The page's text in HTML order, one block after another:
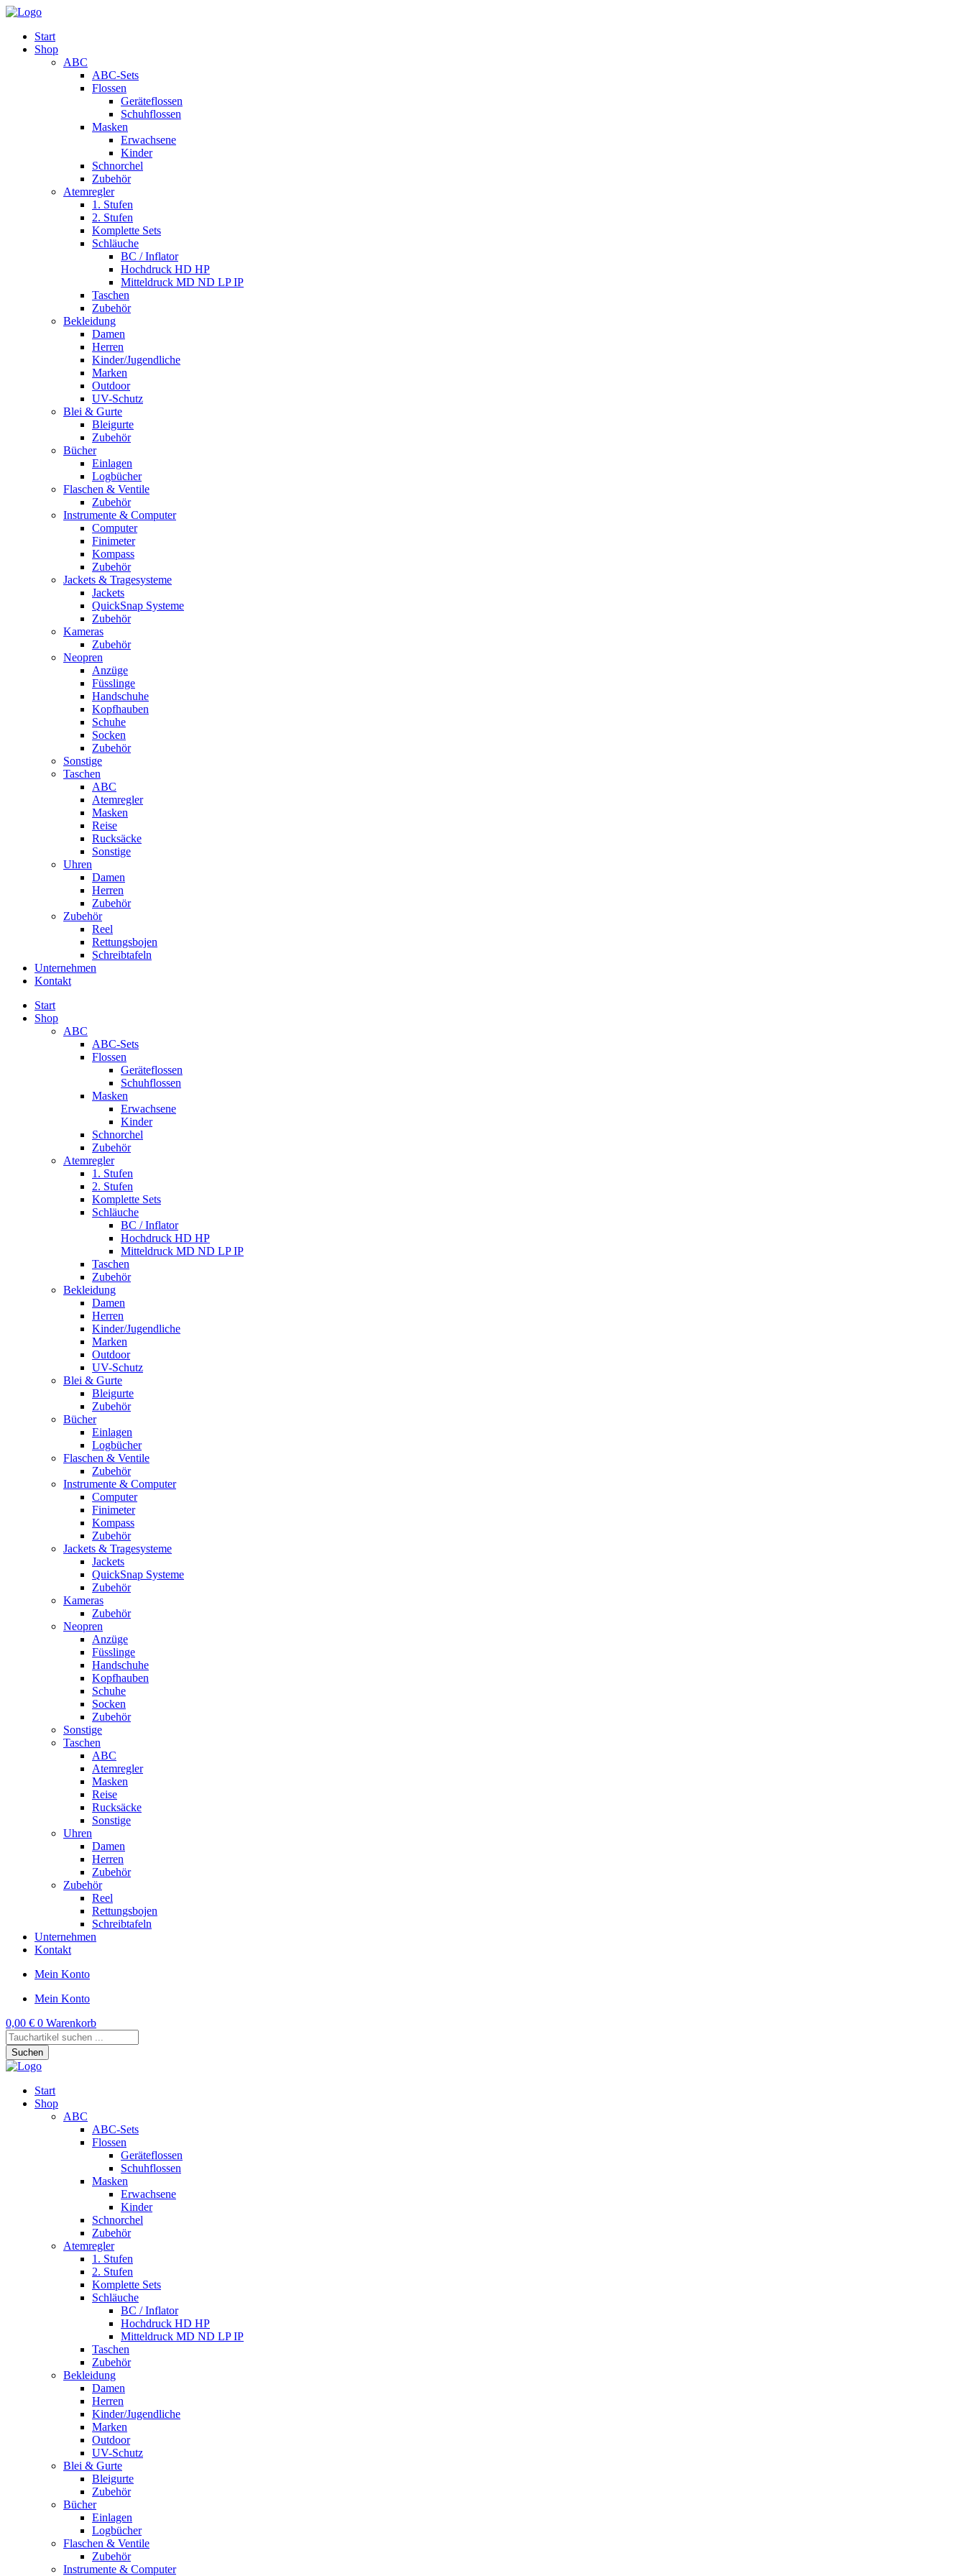
Start
Shop
ABC
ABC-Sets
Flossen
Geräteflossen
Schuhflossen
Masken
Erwachsene
Kinder
Schnorchel
Zubehör
Atemregler
1. Stufen
2. Stufen
Komplette Sets
Schläuche
BC / Inflator
Hochdruck HD HP
Mitteldruck MD ND LP IP
Taschen
Zubehör
Bekleidung
Damen
Herren
Kinder/Jugendliche
Marken
Outdoor
UV-Schutz
Blei & Gurte
Bleigurte
Zubehör
Bücher
Einlagen
Logbücher
Flaschen & Ventile
Zubehör
Instrumente & Computer
Computer
Finimeter
Kompass
Zubehör
Jackets & Tragesysteme
Jackets
QuickSnap Systeme
Zubehör
Kameras
Zubehör
Neopren
Anzüge
Füsslinge
Handschuhe
Kopfhauben
Schuhe
Socken
Zubehör
Sonstige
Taschen
ABC
Atemregler
Masken
Reise
Rucksäcke
Sonstige
Uhren
Damen
Herren
Zubehör
Zubehör
Reel
Rettungsbojen
Schreibtafeln
Unternehmen
Kontakt
Start
Shop
ABC
ABC-Sets
Flossen
Geräteflossen
Schuhflossen
Masken
Erwachsene
Kinder
Schnorchel
Zubehör
Atemregler
1. Stufen
2. Stufen
Komplette Sets
Schläuche
BC / Inflator
Hochdruck HD HP
Mitteldruck MD ND LP IP
Taschen
Zubehör
Bekleidung
Damen
Herren
Kinder/Jugendliche
Marken
Outdoor
UV-Schutz
Blei & Gurte
Bleigurte
Zubehör
Bücher
Einlagen
Logbücher
Flaschen & Ventile
Zubehör
Instrumente & Computer
Computer
Finimeter
Kompass
Zubehör
Jackets & Tragesysteme
Jackets
QuickSnap Systeme
Zubehör
Kameras
Zubehör
Neopren
Anzüge
Füsslinge
Handschuhe
Kopfhauben
Schuhe
Socken
Zubehör
Sonstige
Taschen
ABC
Atemregler
Masken
Reise
Rucksäcke
Sonstige
Uhren
Damen
Herren
Zubehör
Zubehör
Reel
Rettungsbojen
Schreibtafeln
Unternehmen
Kontakt
Mein Konto
Mein Konto
0,00 € 0 Warenkorb
Products
search
Suchen
Start
Shop
ABC
ABC-Sets
Flossen
Geräteflossen
Schuhflossen
Masken
Erwachsene
Kinder
Schnorchel
Zubehör
Atemregler
1. Stufen
2. Stufen
Komplette Sets
Schläuche
BC / Inflator
Hochdruck HD HP
Mitteldruck MD ND LP IP
Taschen
Zubehör
Bekleidung
Damen
Herren
Kinder/Jugendliche
Marken
Outdoor
UV-Schutz
Blei & Gurte
Bleigurte
Zubehör
Bücher
Einlagen
Logbücher
Flaschen & Ventile
Zubehör
Instrumente & Computer